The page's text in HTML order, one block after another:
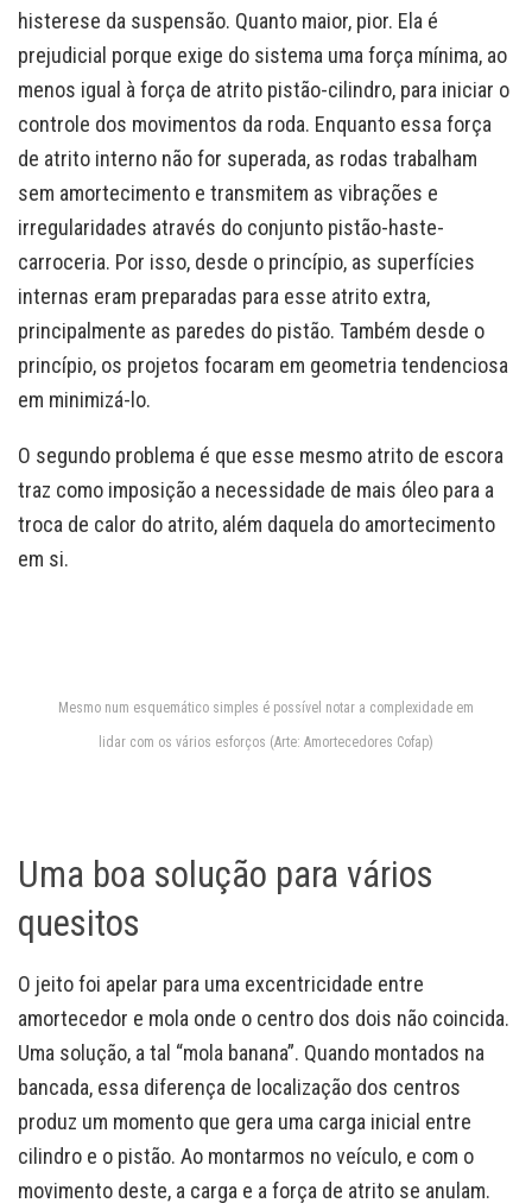
histerese da suspensão. Quanto maior, pior. Ela é
prejudicial porque exige do sistema uma força mínima, ao
menos igual à força de atrito pistão-cilindro, para iniciar o
controle dos movimentos da roda. Enquanto essa força
de atrito interno não for superada, as rodas trabalham
sem amortecimento e transmitem as vibrações e
irregularidades através do conjunto pistão-haste-
carroceria. Por isso, desde o princípio, as superfícies
internas eram preparadas para esse atrito extra,
principalmente as paredes do pistão. Também desde o
princípio, os projetos focaram em geometria tendenciosa
em minimizá-lo.
O segundo problema é que esse mesmo atrito de escora
traz como imposição a necessidade de mais óleo para a
troca de calor do atrito, além daquela do amortecimento
em si.
Mesmo num esquemático simples é possível notar a complexidade em
lidar com os vários esforços (Arte: Amortecedores Cofap)
Uma boa solução para vários
quesitos
O jeito foi apelar para uma excentricidade entre
amortecedor e mola onde o centro dos dois não coincida.
Uma solução, a tal “mola banana”. Quando montados na
bancada, essa diferença de localização dos centros
produz um momento que gera uma carga inicial entre
cilindro e o pistão. Ao montarmos no veículo, e com o
movimento deste, a carga e a força de atrito se anulam.